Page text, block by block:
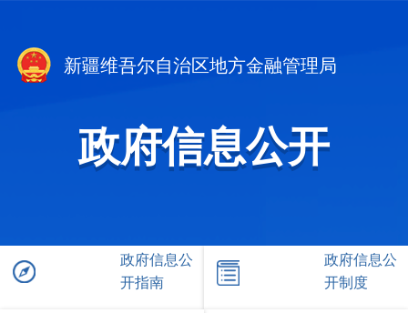
新疆维吾尔自治区地方金融管理局
政府信息公开
政府信息公
开指南
政府信息公
开制度